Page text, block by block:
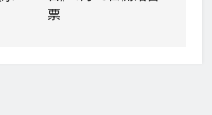
票